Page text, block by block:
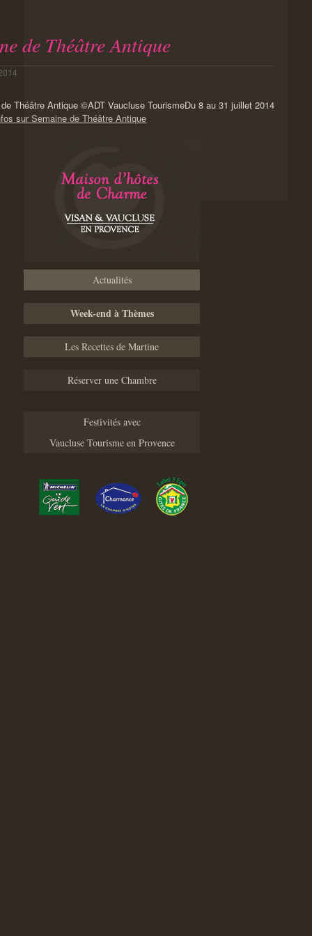
de Théâtre Antique
Du 8 au 31 juillet 2014
sur Semaine de Théâtre Antique
Actualités
Week-end à Thèmes
Les Recettes de Martine
Réserver une Chambre
Festivités avec
Vaucluse Tourisme en Provence